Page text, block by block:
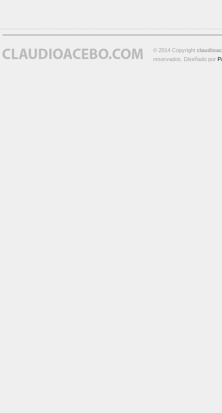
© 2014 Copyright
reservados. Diseñado por